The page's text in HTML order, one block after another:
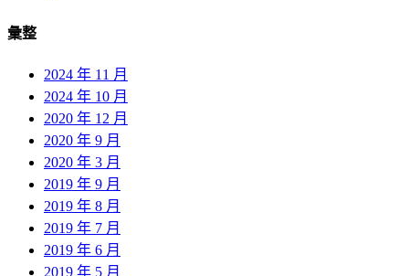
彙整
2024 年 11 月
2024 年 10 月
2020 年 12 月
2020 年 9 月
2020 年 3 月
2019 年 9 月
2019 年 8 月
2019 年 7 月
2019 年 6 月
2019 年 5 月